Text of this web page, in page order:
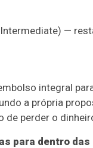
—
integral
a própria
de perder o
para dentro